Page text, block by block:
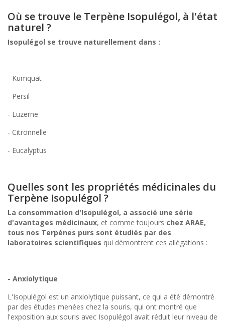
Où se trouve le Terpène Isopulégol, à l'état
naturel ?
Isopulégol se trouve naturellement dans :
- Kumquat
- Persil
- Luzerne
- Citronnelle
- Eucalyptus
Quelles sont les propriétés médicinales du
Terpène Isopulégol ?
La consommation d'Isopulégol, a associé une série
d'avantages médicinaux, et comme toujours chez ARAE,
tous nos Terpènes purs sont étudiés par des
laboratoires scientifiques qui démontrent ces allégations :
- Anxiolytique
L'Isopulégol est un anxiolytique puissant, ce qui a été démontré
par des études menées chez la souris, qui ont montré que
l'exposition aux souris avec Isopulégol avait réduit leur niveau de